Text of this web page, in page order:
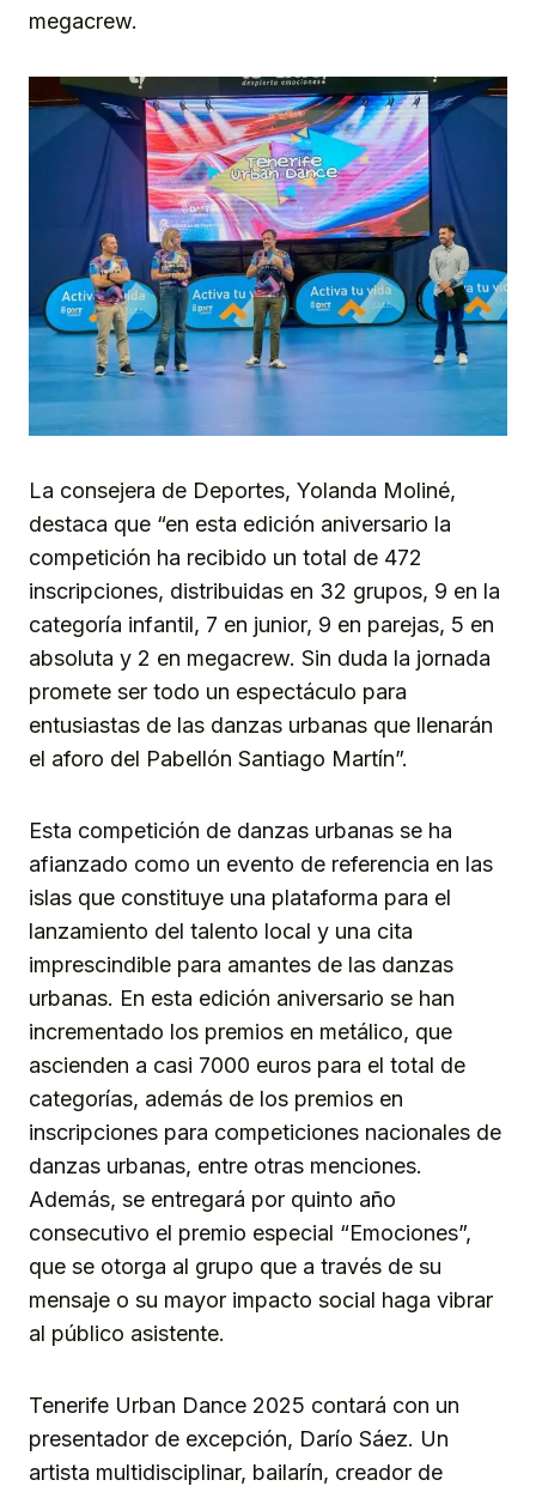
megacrew.
La consejera de Deportes, Yolanda Moliné,
destaca que “en esta edición aniversario la
competición ha recibido un total de 472
inscripciones, distribuidas en 32 grupos, 9 en la
categoría infantil, 7 en junior, 9 en parejas, 5 en
absoluta y 2 en megacrew. Sin duda la jornada
promete ser todo un espectáculo para
entusiastas de las danzas urbanas que llenarán
el aforo del Pabellón Santiago Martín”.
Esta competición de danzas urbanas se ha
afianzado como un evento de referencia en las
islas que constituye una plataforma para el
lanzamiento del talento local y una cita
imprescindible para amantes de las danzas
urbanas. En esta edición aniversario se han
incrementado los premios en metálico, que
ascienden a casi 7000 euros para el total de
categorías, además de los premios en
inscripciones para competiciones nacionales de
danzas urbanas, entre otras menciones.
Además, se entregará por quinto año
consecutivo el premio especial “Emociones”,
que se otorga al grupo que a través de su
mensaje o su mayor impacto social haga vibrar
al público asistente.
Tenerife Urban Dance 2025 contará con un
presentador de excepción, Darío Sáez. Un
artista multidisciplinar, bailarín, creador de